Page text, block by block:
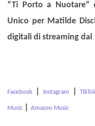
“Ti Porto a
Unico per Matilde
digitali di streaming dal
Facebook Instagram |
Music Amazon Music